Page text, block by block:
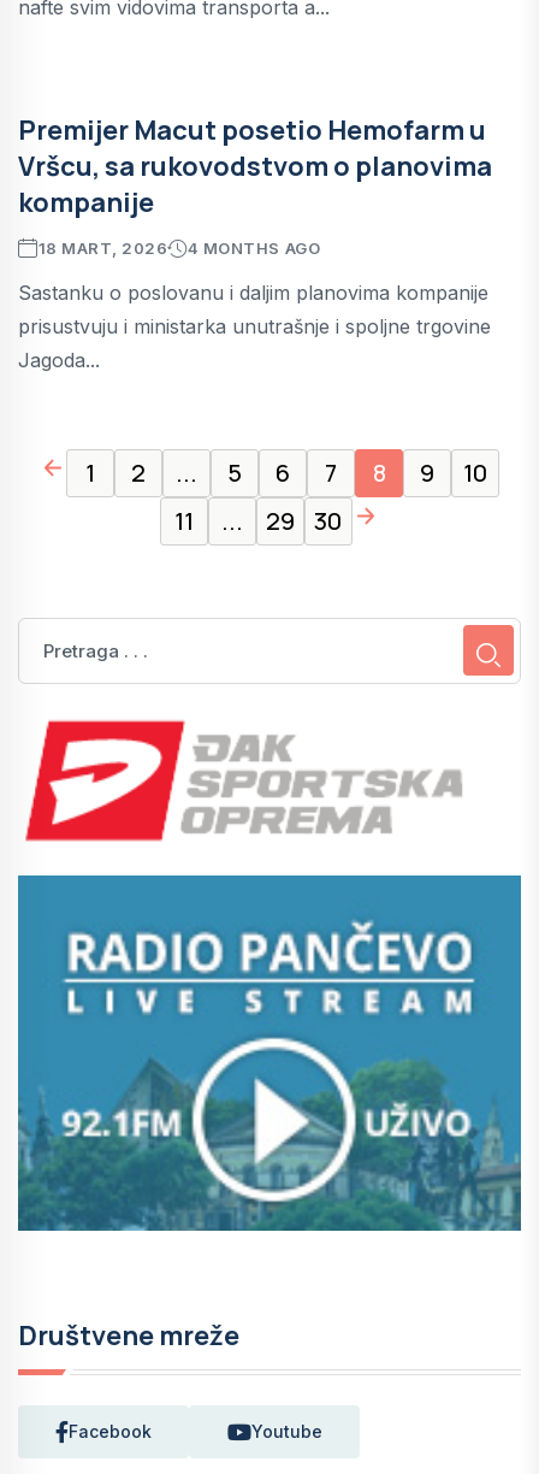
nafte svim vidovima transporta a...
Premijer Macut posetio Hemofarm u
Vršcu, sa rukovodstvom o planovima
kompanije
18 MART, 2026 4 MONTHS AGO
Sastanku o poslovanu i daljim planovima kompanije
prisustvuju i ministarka unutrašnje i spoljne trgovine
Jagoda...
page left arrow
1 2 ... 5 6 7 8 9
10
11
... 29 30
Društvene mreže
Facebook Youtube